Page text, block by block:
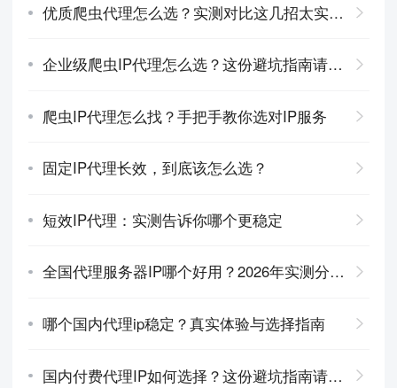
优质爬虫代理怎么选？实测对比这几招太实用了
企业级爬虫IP代理怎么选？这份避坑指南请收好
爬虫IP代理怎么找？手把手教你选对IP服务
固定IP代理长效，到底该怎么选？
短效IP代理：实测告诉你哪个更稳定
全国代理服务器IP哪个好用？2026年实测分析与推荐
哪个国内代理ip稳定？真实体验与选择指南
国内付费代理IP如何选择？这份避坑指南请收好